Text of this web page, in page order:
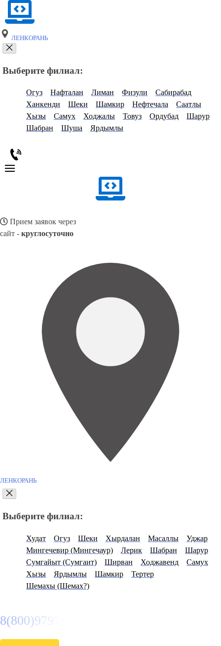
ЛЕНКОРАНЬ
Выберите филиал:
Огуз Нафталан Лиман Физули
Сабирабад
Ханкенди
Шеки Шамкир Нефтечала
Саатлы
Хызы
Самух Ходжалы Товуз Ордубад
Шарур
Шабран
Шуша Ярдымлы
Прием заявок через
сайт - круглосуточно
ЛЕНКОРАНЬ
Выберите филиал:
Худат Огуз Шеки Хырдалан Масаллы
Уджар
Мингечевир (Мингечаур)
Лерик Шабран
Шарур
Сумгайыт (Сумгаит)
Ширван Ходжавенд
Самух
Хызы
Ярдымлы Шамкир
Тертер
Шемахы (Шемах?)
8(800)9797043